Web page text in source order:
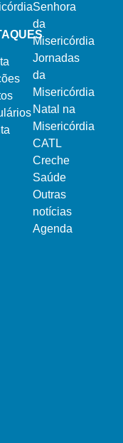
Senhora
da
Misericórdia
Jornadas
da
Misericórdia
Natal na
Misericórdia
CATL
Creche
Saúde
Outras
notícias
Agenda